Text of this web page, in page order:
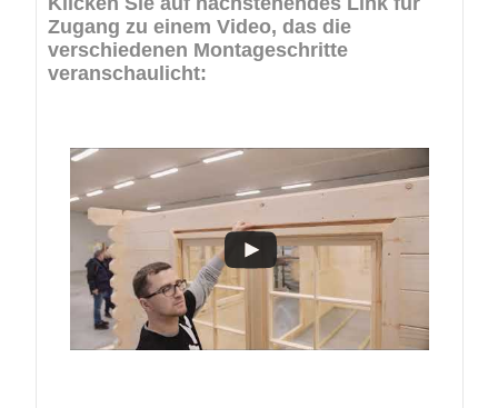
Zugang zu einem Video, das die
verschiedenen Montageschritte
veranschaulicht: